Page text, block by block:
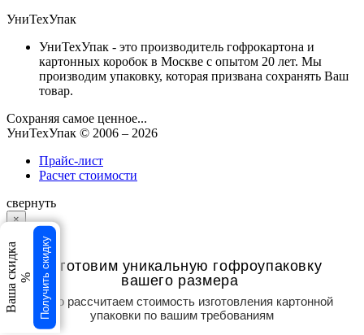
УниТехУпак
УниТехУпак - это производитель гофрокартона и
картонных коробок в Москве с опытом 20 лет. Мы
производим упаковку, которая призвана сохранять Ваш
товар.
Сохраняя самое ценное...
УниТехУпак © 2006 – 2026
Прайс-лист
Расчет стоимости
свернуть
×
Изготовим уникальную гофроупаковку
вашего размера
Точно рассчитаем стоимость изготовления картонной
упаковки по вашим требованиям
Ваша скидка % Получить скидку